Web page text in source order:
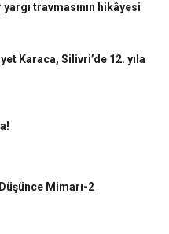
travmasının hikâyesi
Karaca, Silivri’de 12. yıla
Mimarı-2